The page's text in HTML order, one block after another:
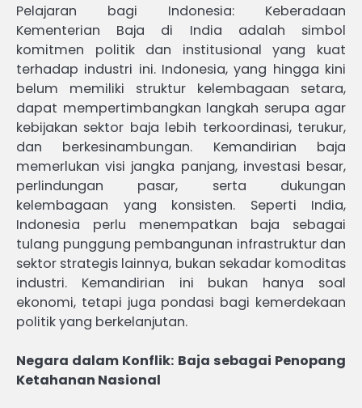
Pelajaran bagi Indonesia: Keberadaan
Kementerian Baja di India adalah simbol
komitmen politik dan institusional yang kuat
terhadap industri ini. Indonesia, yang hingga kini
belum memiliki struktur kelembagaan setara,
dapat mempertimbangkan langkah serupa agar
kebijakan sektor baja lebih terkoordinasi, terukur,
dan berkesinambungan. Kemandirian baja
memerlukan visi jangka panjang, investasi besar,
perlindungan pasar, serta dukungan
kelembagaan yang konsisten. Seperti India,
Indonesia perlu menempatkan baja sebagai
tulang punggung pembangunan infrastruktur dan
sektor strategis lainnya, bukan sekadar komoditas
industri. Kemandirian ini bukan hanya soal
ekonomi, tetapi juga pondasi bagi kemerdekaan
politik yang berkelanjutan.
Negara dalam Konflik: Baja sebagai Penopang
Ketahanan Nasional